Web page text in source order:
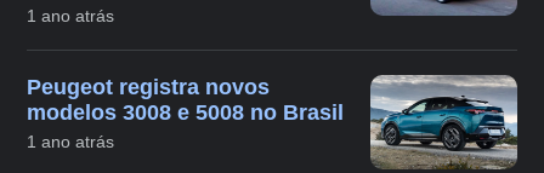
1 ano atrás
Peugeot registra novos
modelos 3008 e 5008 no Brasil
1 ano atrás